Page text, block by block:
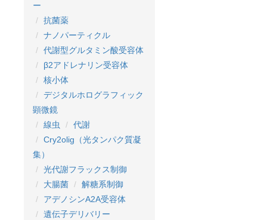
ー
抗菌薬
ナノパーティクル
代謝型グルタミン酸受容体
β2アドレナリン受容体
核小体
デジタルホログラフィック
顕微鏡
線虫
代謝
Cry2olig（光タンパク質凝
集）
光代謝フラックス制御
大腸菌
解糖系制御
アデノシンA2A受容体
遺伝子デリバリー